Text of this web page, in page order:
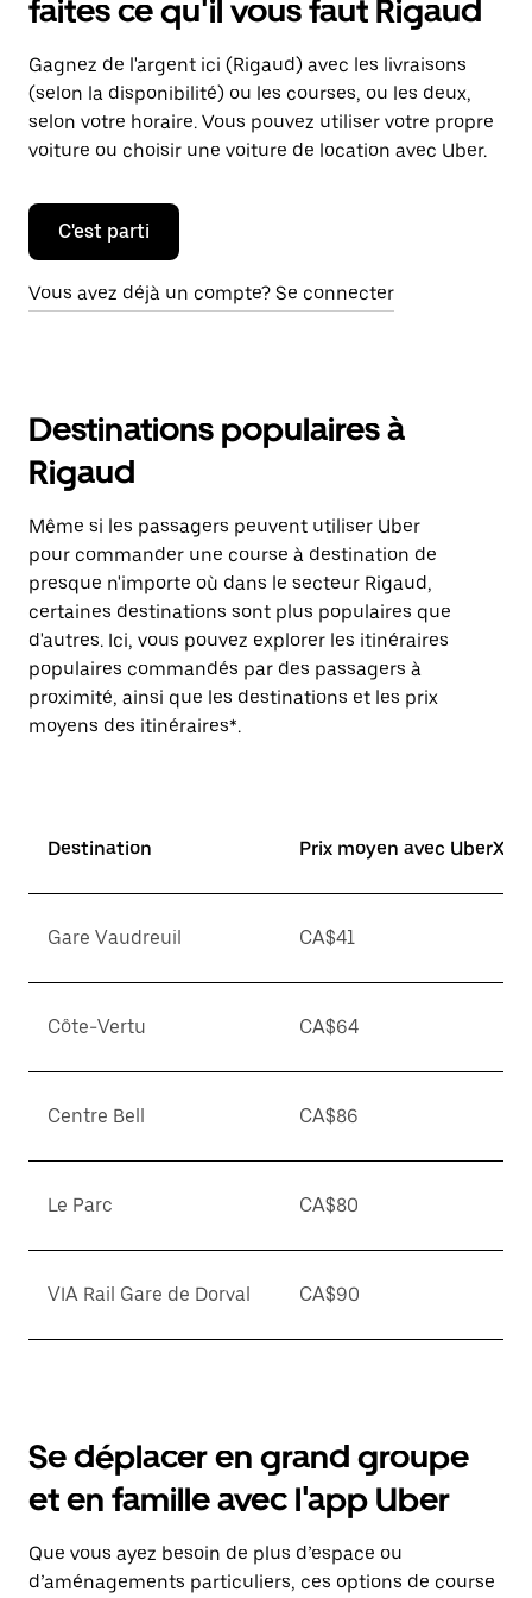
faites ce qu'il vous faut Rigaud
Gagnez de l'argent ici (Rigaud) avec les livraisons
(selon la disponibilité) ou les courses, ou les deux,
selon votre horaire. Vous pouvez utiliser votre propre
voiture ou choisir une voiture de location avec Uber.
C'est parti
Vous avez déjà un compte? Se connecter
Destinations populaires à
Rigaud
Même si les passagers peuvent utiliser Uber
pour commander une course à destination de
presque n'importe où dans le secteur Rigaud,
certaines destinations sont plus populaires que
d'autres. Ici, vous pouvez explorer les itinéraires
populaires commandés par des passagers à
proximité, ainsi que les destinations et les prix
moyens des itinéraires*.
Destination Prix moyen avec UberX*
Gare Vaudreuil CA$41
Côte-Vertu CA$64
Centre Bell CA$86
Le Parc CA$80
VIA Rail Gare de Dorval CA$90
Se déplacer en grand groupe
et en famille avec l'app Uber
Que vous ayez besoin de plus d’espace ou
d’aménagements particuliers, ces options de course